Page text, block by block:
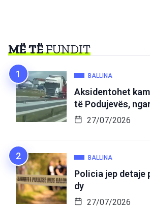
MË TËFUNDIT
BALLINA
Aksidentohet
të Podujevës,
27/07/2026
BALLINA
Policia jep detaje
dy
27/07/2026